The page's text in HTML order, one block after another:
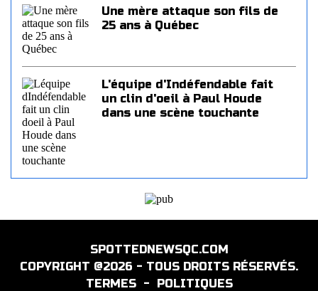
Une mère attaque son fils de
25 ans à Québec
L'équipe d'Indéfendable fait
un clin d'oeil à Paul Houde
dans une scène touchante
SPOTTEDNEWSQC.COM
COPYRIGHT @2026 - TOUS DROITS RÉSERVÉS.
TERMES- POLITIQUES